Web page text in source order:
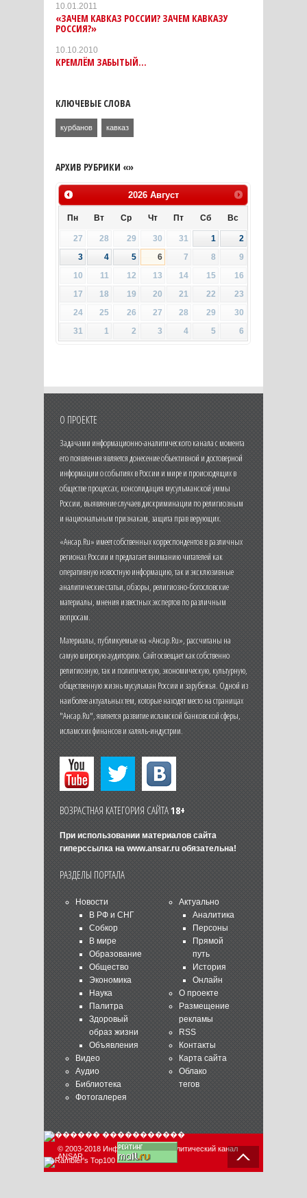
10.01.2011
«ЗАЧЕМ КАВКАЗ РОССИИ? ЗАЧЕМ КАВКАЗУ
РОССИЯ?»
10.10.2010
КРЕМЛЁМ ЗАБЫТЫЙ...
КЛЮЧЕВЫЕ СЛОВА
курбанов кавказ
АРХИВ РУБРИКИ «»
2026 Август
Пн Вт Ср Чт Пт Сб Вс
27 28 29 30 31 1
2
3
4 5 6 7 8
9
10
11 12 13 14 15
16
17
18 19 20 21 22
23
24
25 26 27 28 29
30
31
1 2 3 4 5 6
О ПРОЕКТЕ
Задачами информационно-аналитического канала с момента
его появления является донесение объективной и достоверной
информации о событиях в России и мире и происходящих в
обществе процессах, консолидация мусульманской уммы
России, выявление случаев дискриминации по религиозным
и национальным признакам, защита прав верующих.
«Ансар.Ru» имеет собственных корреспондентов в различных
регионах России и предлагает вниманию читателей как
оперативную новостную информацию, так и эксклюзивные
аналитические статьи, обзоры, религиозно-богословские
материалы, мнения известных экспертов по различным
вопросам.
Материалы, публикуемые на «Ансар.Ru», рассчитаны на
самую широкую аудиторию. Сайт освещает как собственно
религиозную, так и политическую, экономическую, культурную,
общественную жизнь мусульман России и зарубежья. Одной из
наиболее актуальных тем, которые находят место на страницах
"Ансар.Ru", является развитие исламской банковской сферы,
исламских финансов и халяль-индустрии.
ВОЗРАСТНАЯ КАТЕГОРИЯ САЙТА18+
При использовании материалов сайта
гиперссылка на www.ansar.ruобязательна!
РАЗДЕЛЫ ПОРТАЛА
Новости
В РФ и СНГ
Собкор
В мире
Образование
Общество
Экономика
Наука
Палитра
Здоровый
образ жизни
Объявления
Видео
Аудио
Библиотека
Фотогалерея
Актуально
Аналитика
Персоны
Прямой
путь
История
Онлайн
О проекте
Размещение
рекламы
RSS
Контакты
Карта сайта
Облако
тегов
© 2003-2018 Информационно-аналитический канал
ANSAR